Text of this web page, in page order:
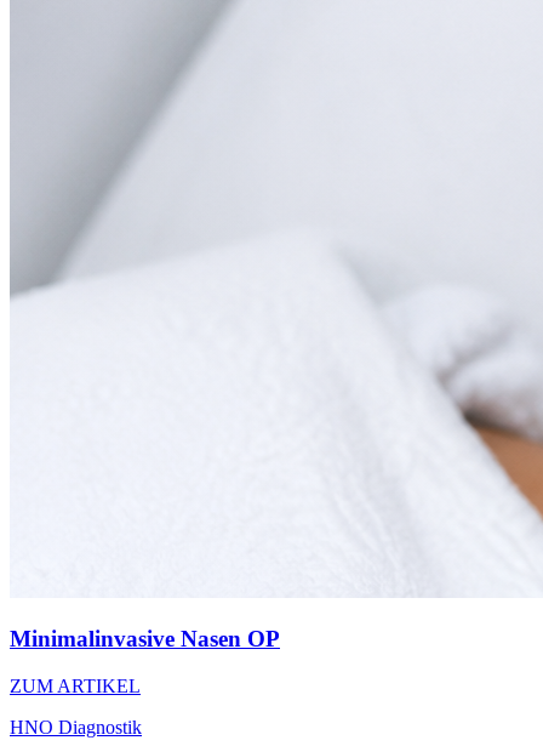
Minimalinvasive Nasen OP
ZUM ARTIKEL
HNO Diagnostik